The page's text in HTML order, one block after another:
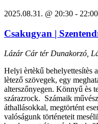
2025.08.31. @ 20:30 - 22:00
Csakugyan |
Lázár Cár tér Dunakorzó,
Helyi èrtèkű behelyettesítès
lètező szövegek, egy
alterszőnyegen. Könnyű ès
szárazrock. Számaik
áthallásokkal, megtörtént
valóságunk történeteit